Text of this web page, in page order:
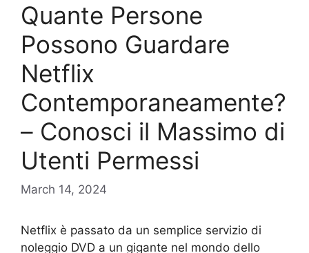
Quante Persone
Possono Guardare
Netflix
Contemporaneamente?
– Conosci il Massimo di
Utenti Permessi
March 14, 2024
Netflix è passato da un semplice servizio di
noleggio DVD a un gigante nel mondo dello